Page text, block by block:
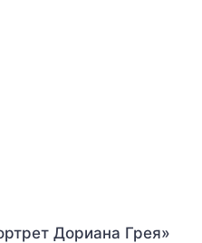
Дориана Грея»